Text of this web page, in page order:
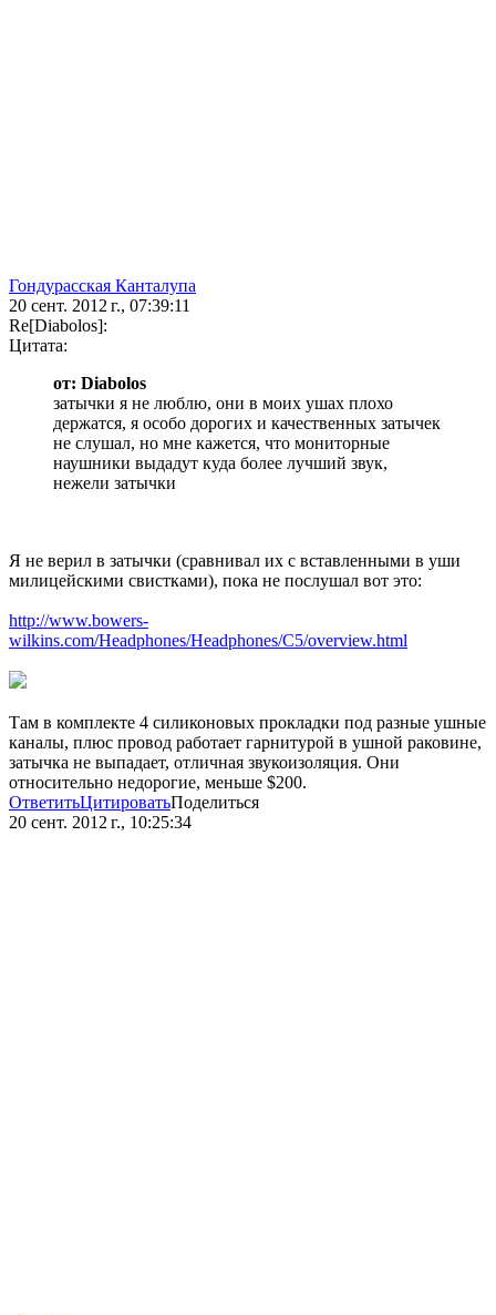
Гондурасская Канталупа
20 сент. 2012 г., 07:39:11
Re[Diabolos]:
Цитата:
от: Diabolos
затычки я не люблю, они в моих ушах плохо
держатся, я особо дорогих и качественных затычек
не слушал, но мне кажется, что мониторные
наушники выдадут куда более лучший звук,
нежели затычки
Я не верил в затычки (сравнивал их с вставленными в уши
милицейскими свистками), пока не послушал вот это:
http://www.bowers-
wilkins.com/Headphones/Headphones/C5/overview.html
Там в комплекте 4 силиконовых прокладки под разные ушные
каналы, плюс провод работает гарнитурой в ушной раковине,
затычка не выпадает, отличная звукоизоляция. Они
относительно недорогие, меньше $200.
ОтветитьЦитироватьПоделиться
20 сент. 2012 г., 10:25:34